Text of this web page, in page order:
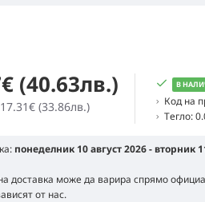
(40.63лв.)
(33.86лв.)
В
Код на
Тегло:
понеделник 10 август 2026 - вторник
доставка може да варира спрямо
от нас.